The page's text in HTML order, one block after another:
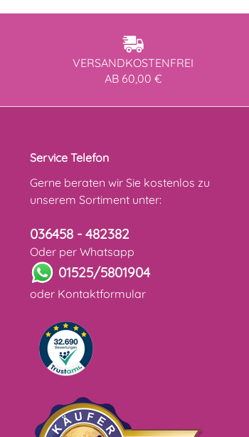
VERSANDKOSTENFREI
AB 60,00 €
Service Telefon
Gerne beraten wir Sie kostenlos zu
unserem Sortiment unter:
036458 - 482382
Oder per Whatsapp
01525/5801904
oder Kontaktformular